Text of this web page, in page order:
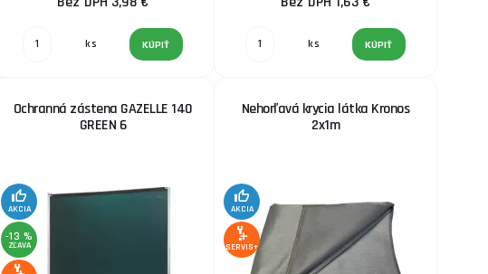
ks KÚPIŤ ks KÚPIŤ
Ochranná zástena GAZELLE 140
GREEN 6
AKCIA
-13 %
ZĽAVA
Nehorľavá krycia látka Kronos
2x1m
AKCIA
SERVIS+